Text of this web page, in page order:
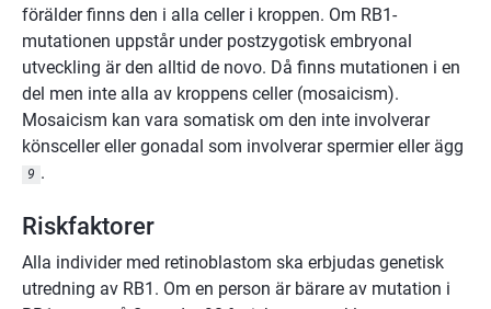
förälder finns den i alla celler i kroppen. Om RB1-
mutationen uppstår under postzygotisk embryonal
utveckling är den alltid de novo. Då finns mutationen i en
del men inte alla av kroppens celler (mosaicism).
Mosaicism kan vara somatisk om den inte involverar
könsceller eller gonadal som involverar spermier eller ägg
9 .
Riskfaktorer
Alla individer med retinoblastom ska erbjudas genetisk
utredning av RB1. Om en person är bärare av mutation i